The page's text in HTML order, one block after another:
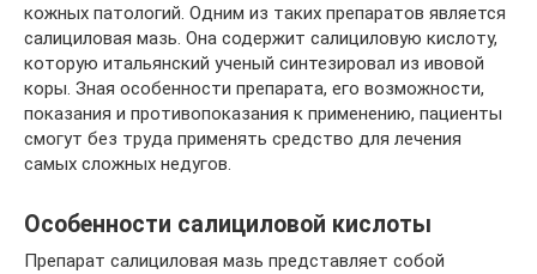
кожных патологий. Одним из таких препаратов является
салициловая мазь. Она содержит салициловую кислоту,
которую итальянский ученый синтезировал из ивовой
коры. Зная особенности препарата, его возможности,
показания и противопоказания к применению, пациенты
смогут без труда применять средство для лечения
самых сложных недугов.
Особенности салициловой кислоты
Препарат салициловая мазь представляет собой